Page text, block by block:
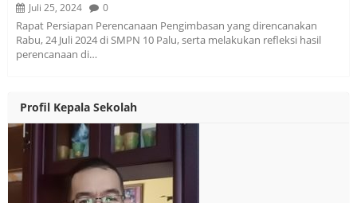
Juli 25, 2024 0
Rapat Persiapan Perencanaan Pengimbasan yang direncanakan
Rabu, 24 Juli 2024 di SMPN 10 Palu, serta melakukan refleksi hasil
perencanaan di…
Profil Kepala Sekolah